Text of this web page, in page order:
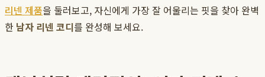
리넨 제품을 둘러보고, 자신에게 가장 잘 어울리는 핏을 찾아 완벽
한 남자 리넨 코디를 완성해 보세요.